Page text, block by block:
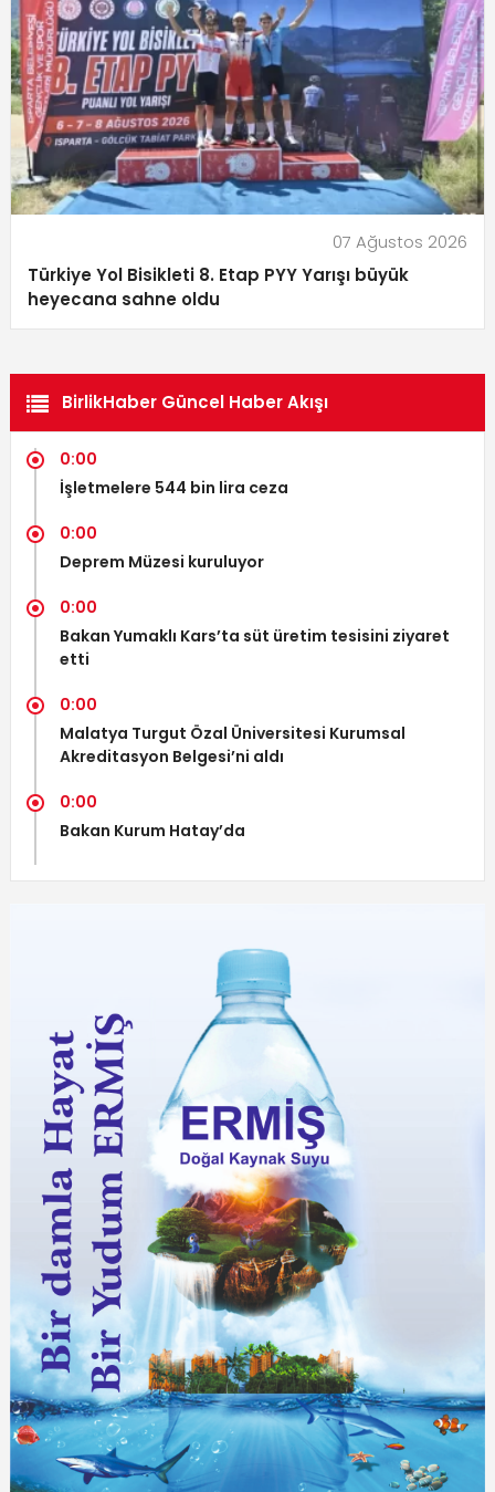
07 Ağustos 2026
Türkiye Yol Bisikleti 8. Etap PYY Yarışı büyük
heyecana sahne oldu
BirlikHaber Güncel Haber Akışı
0:00
İşletmelere 544 bin lira ceza
0:00
Deprem Müzesi kuruluyor
0:00
Bakan Yumaklı Kars’ta süt üretim tesisini ziyaret
etti
0:00
Malatya Turgut Özal Üniversitesi Kurumsal
Akreditasyon Belgesi’ni aldı
0:00
Bakan Kurum Hatay’da